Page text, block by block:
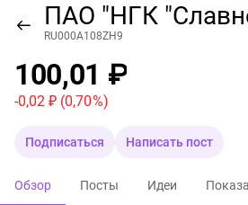
ПАО "НГК
RU000A108ZH9
100,01 ₽
-0,02 ₽ (0,70 %)
Подписаться Написать пост
Обзор Посты Идеи